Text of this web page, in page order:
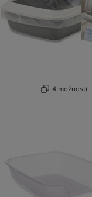
4 možností